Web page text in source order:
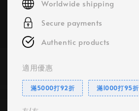
Worldwide shipping
Secure payments
Authentic products
適用優惠
滿5000打92折 滿1000打95折